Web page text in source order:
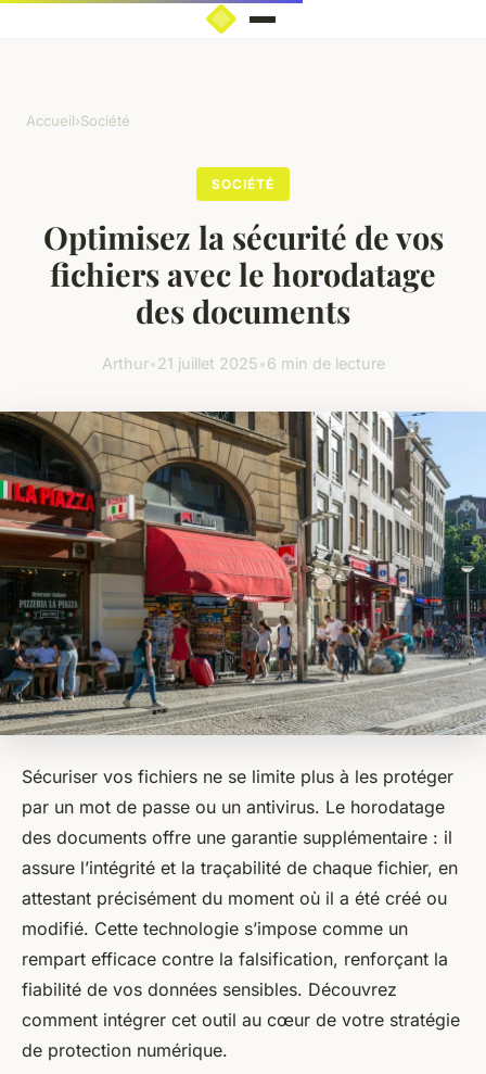
Accueil›Société
SOCIÉTÉ
Optimisez la sécurité de vos
fichiers avec le horodatage
des documents
Arthur•21 juillet 2025•6 min de lecture
Sécuriser vos fichiers ne se limite plus à les protéger
par un mot de passe ou un antivirus. Le horodatage
des documents offre une garantie supplémentaire : il
assure l’intégrité et la traçabilité de chaque fichier, en
attestant précisément du moment où il a été créé ou
modifié. Cette technologie s’impose comme un
rempart efficace contre la falsification, renforçant la
fiabilité de vos données sensibles. Découvrez
comment intégrer cet outil au cœur de votre stratégie
de protection numérique.